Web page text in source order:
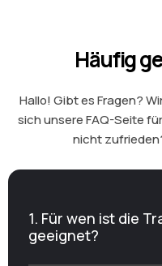
Häufig
Hallo! Gibt es Fragen?
sich unsere FAQ-Seite
nicht
1. Für wen ist die
geeignet?